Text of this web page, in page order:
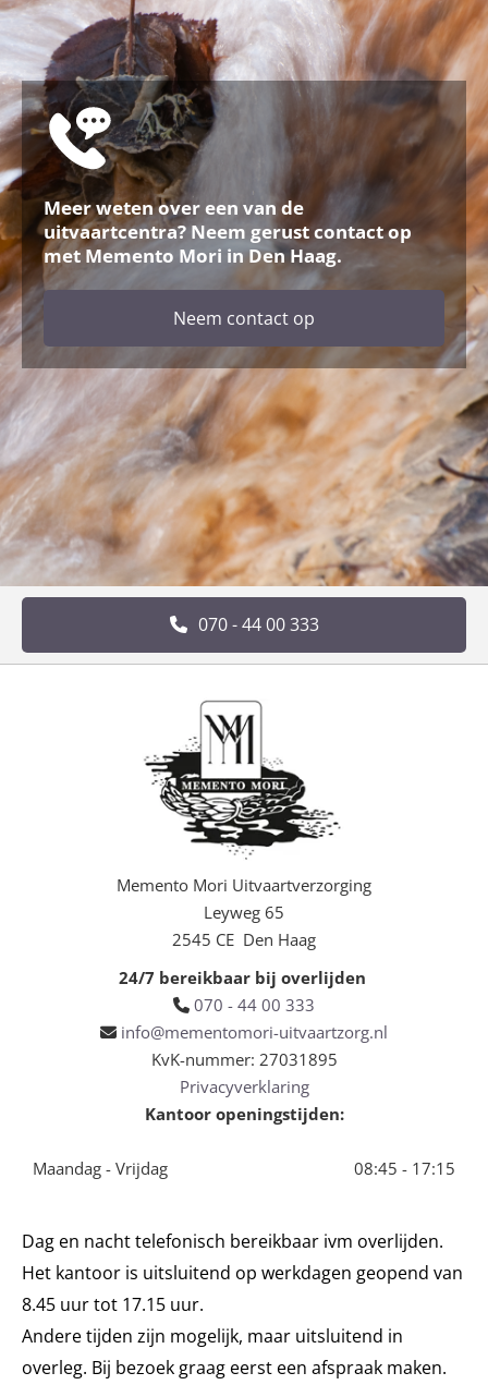
Meer weten over een van de
uitvaartcentra? Neem gerust contact op
met Memento Mori in Den Haag.
Neem contact op
070 - 44 00 333
Memento Mori Uitvaartverzorging
Leyweg 65
2545 CE Den Haag
24/7 bereikbaar bij overlijden
 070 - 44 00 333
 info@mementomori-uitvaartzorg.nl
KvK-nummer: 27031895
Privacyverklaring
Kantoor openingstijden:
Maandag - Vrijdag 08:45 - 17:15
Dag en nacht telefonisch bereikbaar ivm overlijden.
Het kantoor is uitsluitend op werkdagen geopend van
8.45 uur tot 17.15 uur.
Andere tijden zijn mogelijk, maar uitsluitend in
overleg. Bij bezoek graag eerst een afspraak maken.